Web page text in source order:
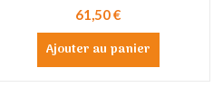
61,50 €
Ajouter au panier